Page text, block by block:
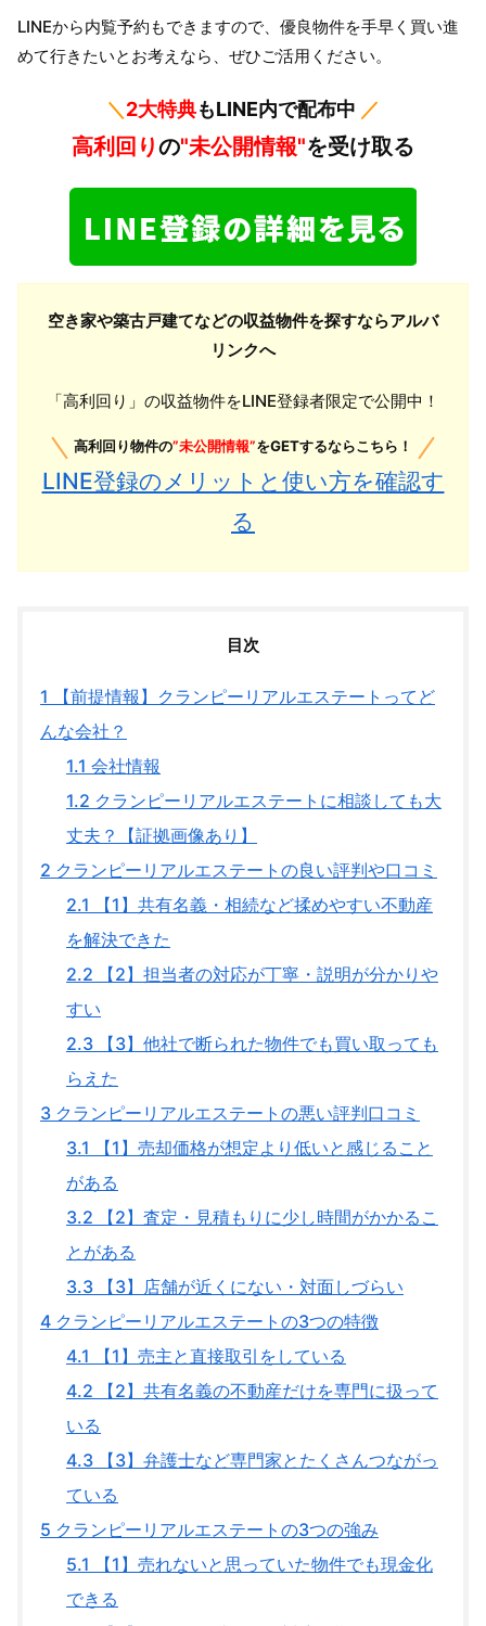
LINEから内覧予約もできますので、優良物件を手早く買い進
めて行きたいとお考えなら、ぜひご活用ください。
＼ 2大特典もLINE内で配布中 ／
高利回りの"未公開情報"を受け取る
空き家や築古戸建てなどの収益物件を探すならアルバ
リンクへ
「高利回り」の収益物件をLINE登録者限定で公開中！
高利回り物件の”未公開情報”をGETするならこちら！
LINE登録のメリットと使い方を確認す
る
目次
1 【前提情報】クランピーリアルエステートってど
んな会社？
1.1 会社情報
1.2 クランピーリアルエステートに相談しても大
丈夫？【証拠画像あり】
2 クランピーリアルエステートの良い評判や口コミ
2.1 【1】共有名義・相続など揉めやすい不動産
を解決できた
2.2 【2】担当者の対応が丁寧・説明が分かりや
すい
2.3 【3】他社で断られた物件でも買い取っても
らえた
3 クランピーリアルエステートの悪い評判口コミ
3.1 【1】売却価格が想定より低いと感じること
がある
3.2 【2】査定・見積もりに少し時間がかかるこ
とがある
3.3 【3】店舗が近くにない・対面しづらい
4 クランピーリアルエステートの3つの特徴
4.1 【1】売主と直接取引をしている
4.2 【2】共有名義の不動産だけを専門に扱って
いる
4.3 【3】弁護士など専門家とたくさんつながっ
ている
5 クランピーリアルエステートの3つの強み
5.1 【1】売れないと思っていた物件でも現金化
できる